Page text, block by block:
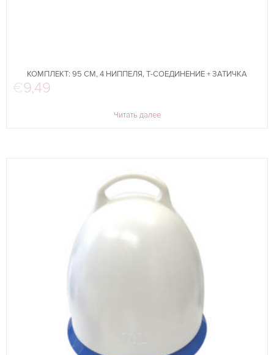
КОМПЛЕКТ: 95 СМ, 4 НИППЕЛЯ, Т-СОЕДИНЕНИЕ + ЗАТИЧКА
€9,49
Читать далее